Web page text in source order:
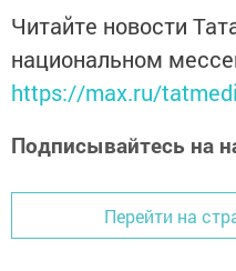
Читайте новости
национальном
https://max.ru/
Подписывайтесь на
Перейти на